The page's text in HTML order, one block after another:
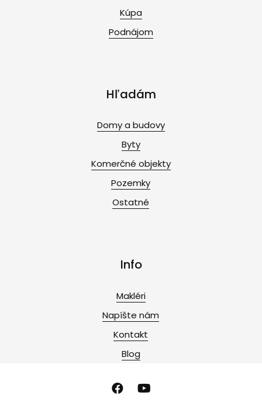
Kúpa
Podnájom
Hľadám
Domy a budovy
Byty
Komerčné objekty
Pozemky
Ostatné
Info
Makléri
Napíšte nám
Kontakt
Blog